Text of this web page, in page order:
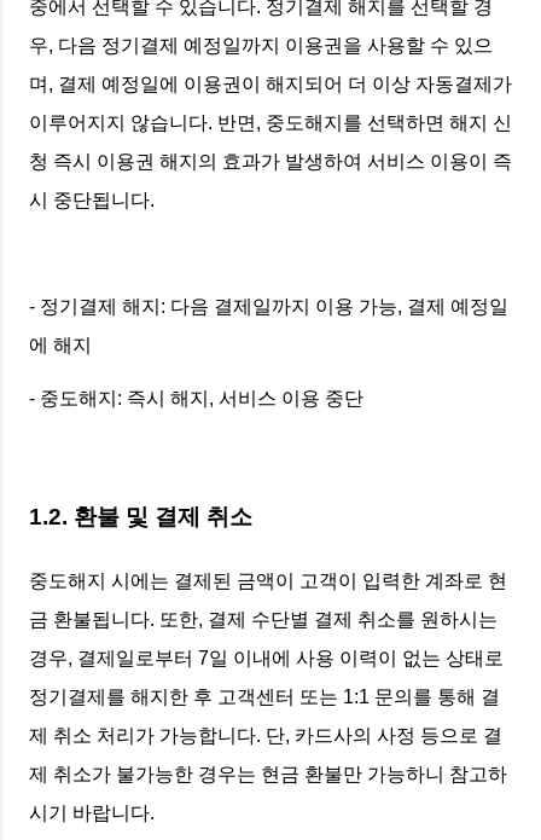
중에서 선택할 수 있습니다. 정기결제 해지를 선택할 경
우, 다음 정기결제 예정일까지 이용권을 사용할 수 있으
며, 결제 예정일에 이용권이 해지되어 더 이상 자동결제가
이루어지지 않습니다. 반면, 중도해지를 선택하면 해지 신
청 즉시 이용권 해지의 효과가 발생하여 서비스 이용이 즉
시 중단됩니다.
- 정기결제 해지: 다음 결제일까지 이용 가능, 결제 예정일
에 해지
- 중도해지: 즉시 해지, 서비스 이용 중단
1.2. 환불 및 결제 취소
중도해지 시에는 결제된 금액이 고객이 입력한 계좌로 현
금 환불됩니다. 또한, 결제 수단별 결제 취소를 원하시는
경우, 결제일로부터 7일 이내에 사용 이력이 없는 상태로
정기결제를 해지한 후 고객센터 또는 1:1 문의를 통해 결
제 취소 처리가 가능합니다. 단, 카드사의 사정 등으로 결
제 취소가 불가능한 경우는 현금 환불만 가능하니 참고하
시기 바랍니다.